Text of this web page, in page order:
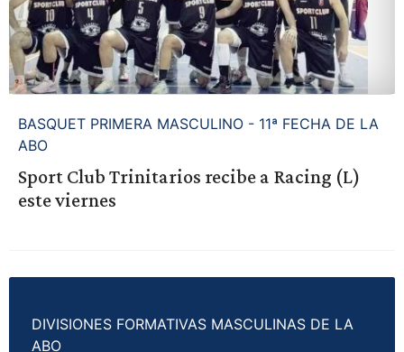
BASQUET PRIMERA MASCULINO - 11ª FECHA DE LA
ABO
Sport Club Trinitarios recibe a Racing (L)
este viernes
DIVISIONES FORMATIVAS MASCULINAS DE LA
ABO